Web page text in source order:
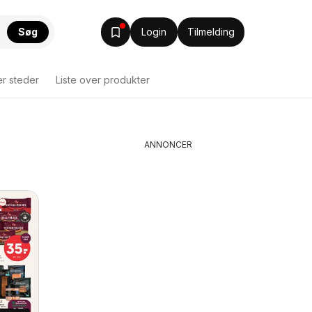
Søg Login Tilmelding
steder Liste over produkter
ANNONCER